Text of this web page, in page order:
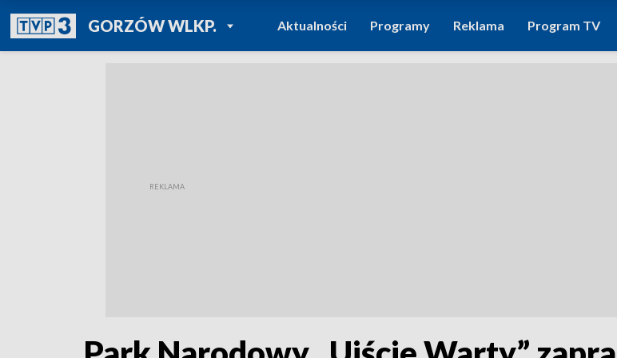
GORZÓW WLKP.POWRÓT DO
TVP REGIONY
Aktualności Programy Reklama Program TV